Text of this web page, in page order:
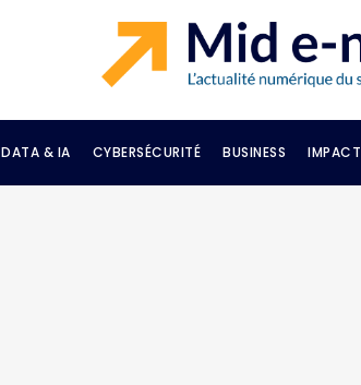
DATA & IA CYBERSÉCURITÉ BUSINESS IMPACT